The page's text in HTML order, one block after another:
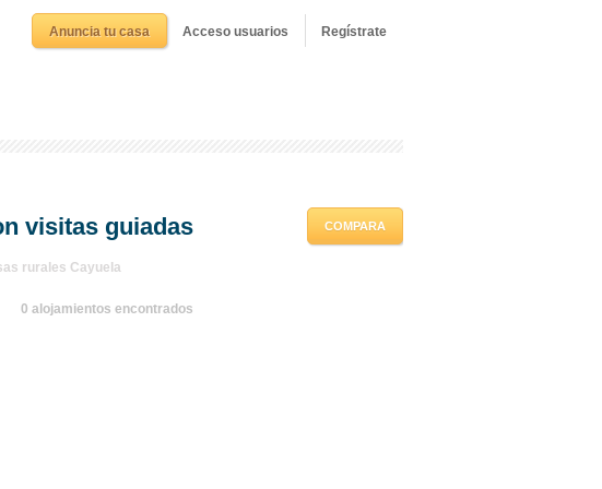
Anuncia tu casa Acceso usuarios Regístrate
visitas guiadas
rurales Cayuela
0 alojamientos encontrados
COMPARA